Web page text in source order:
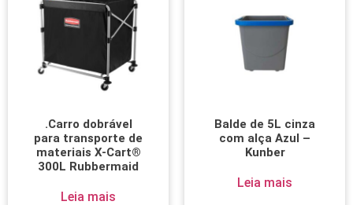
.Carro dobrável
para transporte de
materiais X-Cart®
300L Rubbermaid
Leia mais
Balde de 5L cinza
com alça Azul –
Kunber
Leia mais